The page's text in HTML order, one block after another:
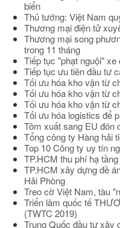
biển
Thủ tướng: Việt Nam
Thương mại điện tử
Thương mại song
trong 11 tháng
Tiếp tục "phạt nguội"
Tiếp tục ưu tiên đầu tư
Tối ưu hóa kho vận từ
Tối ưu hóa kho vận từ
Tối ưu hóa kho vận từ
Tối ưu hóa logistics để
Tôm xuất sang EU đón
Tổng công ty Hàng hải
Top 10 Công ty uy tín
TP.HCM thu phí hạ
TP.HCM xây dựng đề
Hải Phòng
Treo cờ Việt Nam, tàu
Triển lãm quốc tế
(TWTC 2019)
Trung Quốc đầu tư xây